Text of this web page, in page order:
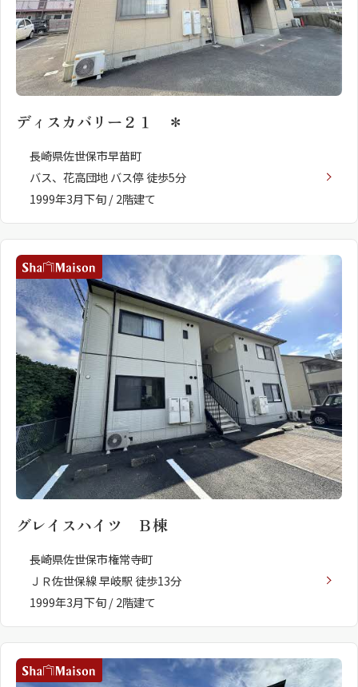
ディスカバリー２１ ＊
長崎県佐世保市早苗町
バス、花高団地 バス停 徒歩5分
1999年3月下旬 / 2階建て
グレイスハイツ Ｂ棟
長崎県佐世保市権常寺町
ＪＲ佐世保線 早岐駅 徒歩13分
1999年3月下旬 / 2階建て